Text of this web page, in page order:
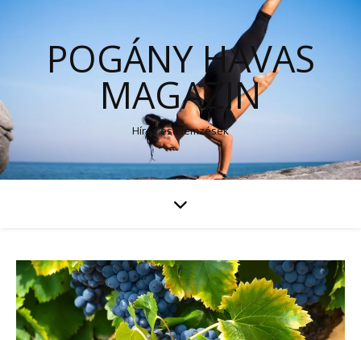
POGÁNY HAVAS
MAGAZIN
Hírek és elemzések